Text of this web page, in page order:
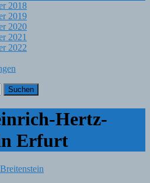
2018
2019
2020
2021
2022
Hertz-
Erfurt